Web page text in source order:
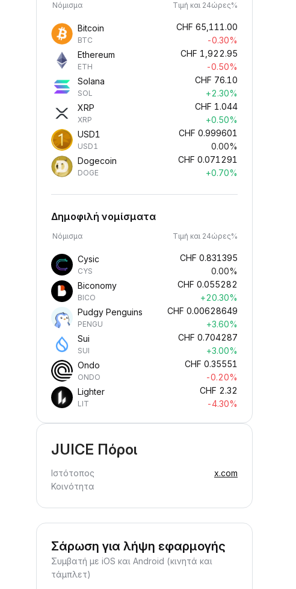
Νόμισμα Τιμή και 24ώρες%
Bitcoin
BTC
CHF 65,111.00
-0.30%
Ethereum
ETH
CHF 1,922.95
-0.50%
Solana
SOL
CHF 76.10
+2.30%
XRP
XRP
CHF 1.044
+0.50%
USD1
USD1
CHF 0.999601
0.00%
Dogecoin
DOGE
CHF 0.071291
+0.70%
Δημοφιλή νομίσματα
Νόμισμα Τιμή και 24ώρες%
Cysic
CYS
CHF 0.831395
0.00%
Biconomy
BICO
CHF 0.055282
+20.30%
Pudgy Penguins
PENGU
CHF 0.00628649
+3.60%
Sui
SUI
CHF 0.704287
+3.00%
Ondo
ONDO
CHF 0.35551
-0.20%
Lighter
LIT
CHF 2.32
-4.30%
JUICE Πόροι
Ιστότοπος
x.com
Κοινότητα
Σάρωση για λήψη εφαρμογής
Συμβατή με iOS και Android (κινητά και
τάμπλετ)